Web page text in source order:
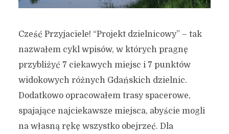
Cześć Przyjaciele! “Projekt dzielnicowy” – tak
nazwałem cykl wpisów, w których pragnę
przybliżyć 7 ciekawych miejsc i 7 punktów
widokowych różnych Gdańskich dzielnic.
Dodatkowo opracowałem trasy spacerowe,
spajające najciekawsze miejsca, abyście mogli
na własną rękę wszystko obejrzeć. Dla